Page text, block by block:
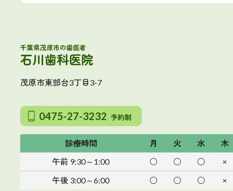
千葉県茂原市の歯医者
石川歯科医院
茂原市東部台3丁目3-7
0475-27-3232 予約制
診療時間 月 火 水 木
午前 9:30～1:00 ○ ○ ○ ×
午後 3:00～6:00 ○ ○ ○ ×